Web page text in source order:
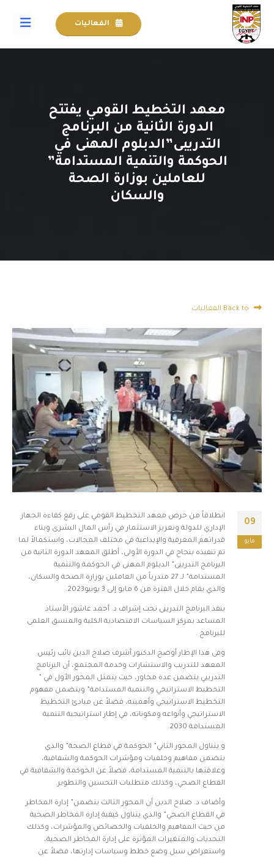
الفعاليات
معهد التخطيط القومي يفتتح
الدورة الثانية من البرنامج
التدريبى”الدبلوم المهنى في
الحوكمة والتنمية المستدامة”
للعاملين بوزارة الصحة
والسكان
09
مايو
انطلاقاً من حرص معهد التخطيط القومي على رفع كفاءة الجهاز
الإداري للدولة وتعزيز الاستثمار في رأس المال البشرى وبناء
قدراتهم المعرفية والإبداعية في مختلف المجالات، واستكمالاً لما
تم تنفيذه بنجاح في الدورة الأولى، أطلق المعهد الدورة الثانية من
البرنامج التدريبى” الدبلوم المهنى في الحوكمة والتنمية
المستدامة” لـ 27 متدرباً من العاملين بوزارة الصحة والسكان،
والذي يقام خلال الفترة من 6 مايو إلى 3 يونيو2023.
ينفذ البرنامج التدريبى تحت إشراف د. أحمد عاشور الأستاذ
المساعد بمركز السياسات الاقتصادية الكلية والمنسق العلمى
للبرنامج .
وفى هذا الإطار أوضح الدكتور أشرف صلاح الدين نائب رئيس
المعهد للتدريب والاستشارات وخدمة المجتمع، أن البرنامج
التدريبي يتضمن عدة محاور، حيث يتمثل المحور الأول في ”
التخطيط الاستراتيجي والتنمية المستدامة” ويتضمن مفهوم
التخطيط الاستراتيجي وأهميته، فضلاً عن مبادئ التخطيط
الاستراتيجي وأنواعه ومكوناته، في إطار استراتيجية التنمية
المستدامة 2030.
و يتناول المحور الثاني” الحوكمة في قطاع الصحة” والذي
يتضمن مفاهيم وخلفيات ومؤشرات الحوكمة والشفافية،
وعلاقتها بالتنمية المستدامة، فضلاً عن الحوكمة والشفافية في
القطاع الصحي، وكذلك متطلبات التحسين والتطوير.
وأضاف د. صلاح الدين أن المحور الثالث يتضمن” إدارة المخاطر
في القطاع الصحي” والذي يتناول كيفية إدارة المخاطر الصحية
من حيث المفاهيم والخلفيات والخصائص والمؤشرات، وكذلك
التحديات والمتغيرات المؤثرة على إدارة المخاطر الصحية،
واستعراض سبل وضع خطط وسياسات إدارتها، فضلاً عن